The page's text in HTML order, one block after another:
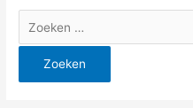
Zoek
naar: